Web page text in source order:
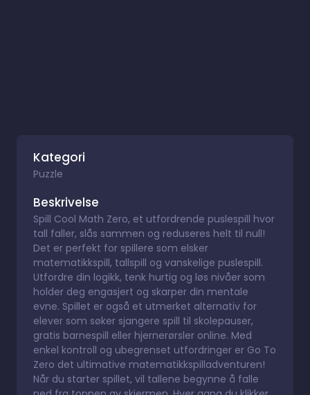
Kategori
Puzzle
Beskrivelse
Spill Cool Math Zero, et utfordrende puslespill hvor
tall faller, slås sammen og reduseres helt til null!
Det er perfekt for spillere som elsker
matematikkspill, tallspill og vanskelige puslespill.
Utfordre din logikk, tenk hurtig og løs nivåer som
holder deg engasjert og skarper din mentale
evne. Spillet er også et utmerket alternativ for
elever som søker sjangere spill til skolepauser,
gratis barnespill eller hjernerørsler online. Med
enkel kontroll og ubegrenset utfordringer er Go To
Zero det ultimative matematikkspilladventuren!
Når du starter spillet, vil tallene begynne å falle